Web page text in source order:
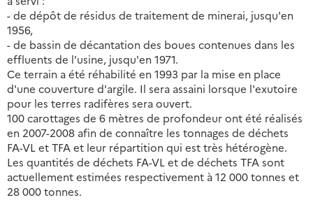
- de dépôt de résidus de traitement de minerai, jusqu'en
1956,
- de bassin de décantation des boues contenues dans les
effluents de l'usine, jusqu'en 1971.
Ce terrain a été réhabilité en 1993 par la mise en place
d'une couverture d'argile. Il sera assaini lorsque l'exutoire
pour les terres radifères sera ouvert.
100 carottages de 6 mètres de profondeur ont été réalisés
en 2007-2008 afin de connaître les tonnages de déchets
FA-VL et TFA et leur répartition qui est très hétérogène.
Les quantités de déchets FA-VL et de déchets TFA sont
actuellement estimées respectivement à 12 000 tonnes et
28 000 tonnes.